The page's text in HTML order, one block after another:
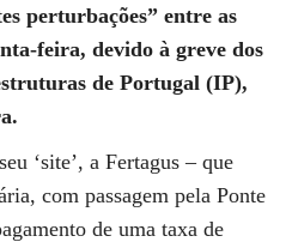
perturbações” entre as
feira, devido à greve dos
de Portugal (IP),
‘site’, a Fertagus – que
com passagem pela Ponte
de uma taxa de